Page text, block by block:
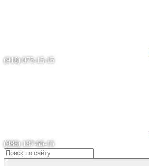
(918) 075-15-15
(988) 187-66-15